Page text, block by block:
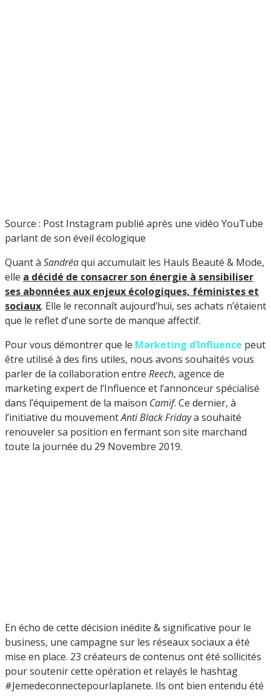
Source : Post Instagram publié après une vidéo YouTube
parlant de son éveil écologique
Quant à Sandréaqui accumulait les Hauls Beauté & Mode,
elle a décidé de consacrer son énergie à sensibiliser
ses abonnées aux enjeux écologiques, féministes et
sociaux. Elle le reconnaît aujourd’hui, ses achats n’étaient
que le reflet d’une sorte de manque affectif.
Pour vous démontrer que le Marketing d’Influence peut
être utilisé à des fins utiles, nous avons souhaités vous
parler de la collaboration entre Reech, agence de
marketing expert de l’Influence et l’annonceur spécialisé
dans l’équipement de la maison Camif. Ce dernier, à
l’initiative du mouvementAnti Black Fridaya souhaité
renouveler sa position en fermant son site marchand
toute la journée du 29 Novembre 2019.
En écho de cette décision inédite & significative pour le
business, une campagne sur les réseaux sociaux a été
mise en place. 23 créateurs de contenus ont été sollicités
pour soutenir cette opération et relayés le hashtag
#Jemedeconnectepourlaplanete. Ils ont bien entendu été